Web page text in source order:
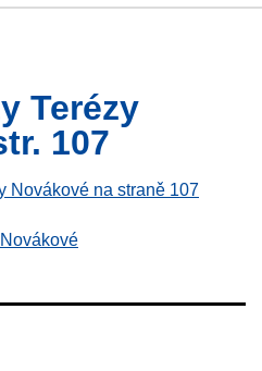
Terézy
107
Novákové na straně 107